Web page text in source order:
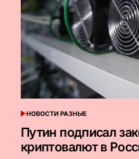
ОПУБЛИКОВАНО
В
НОВОСТИ РАЗНЫЕ
Путин подписал
криптовалют в